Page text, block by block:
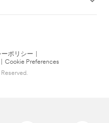
ポリシー
Cookie Preferences